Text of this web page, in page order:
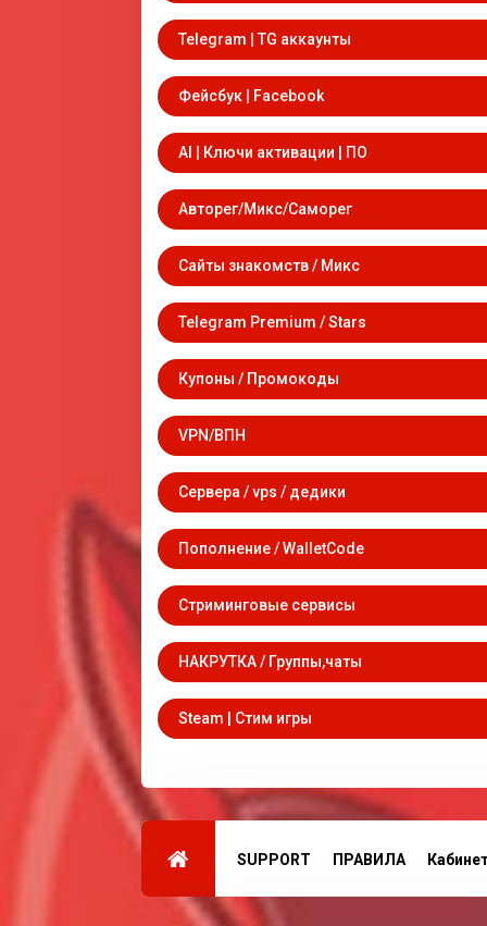
Telegram | TG аккаунты
Фейсбук | Facebook
AI | Ключи активации | ПО
Авторег/Микс/Саморег
Сайты знакомств / Микс
Telegram Premium / Stars
Купоны / Промокоды
VPN/ВПН
Сервера / vps / дедики
Пополнение / WalletCode
Стриминговые сервисы
НАКРУТКА / Группы,чаты
Steam | Стим игры
SUPPORT ПРАВИЛА